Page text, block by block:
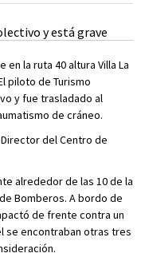
la ruta 40 altura Villa La
piloto de Turismo
y fue trasladado al
de cráneo.
del Centro de
alrededor de las 10 de la
Bomberos. A bordo de
de frente contra un
se encontraban otras tres